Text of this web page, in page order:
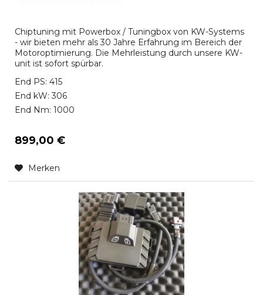
Chiptuning mit Powerbox / Tuningbox von KW-Systems
- wir bieten mehr als 30 Jahre Erfahrung im Bereich der
Motoroptimierung. Die Mehrleistung durch unsere KW-
unit ist sofort spürbar.
End PS: 415
End kW: 306
End Nm: 1000
899,00 €
Merken